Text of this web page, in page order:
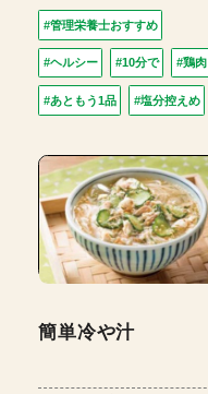
#管理栄養士おすすめ
#ヘルシー #10分で #鶏肉
#あともう1品 #塩分控えめ
簡単冷や汁